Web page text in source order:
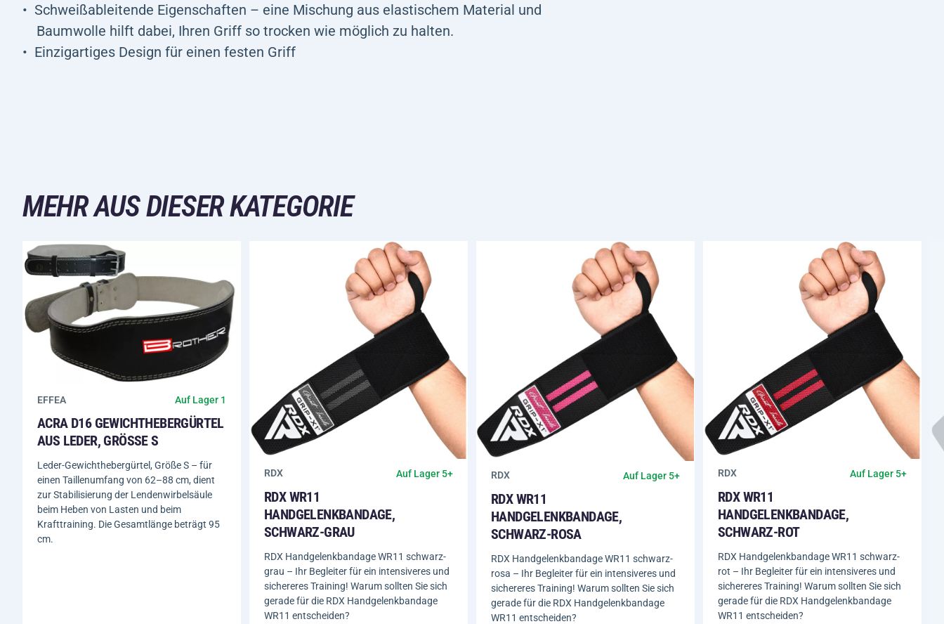
Schweißableitende Eigenschaften – eine Mischung aus elastischem Material und
Baumwolle hilft dabei, Ihren Griff so trocken wie möglich zu halten.
Einzigartiges Design für einen festen Griff
MEHR AUS DIESER KATEGORIE
EFFEA Auf Lager 1
ACRA D16 GEWICHTHEBERGÜRTEL
AUS LEDER, GRÖSSE S
Leder-Gewichthebergürtel, Größe S – für
einen Taillenumfang von 62–88 cm, dient
zur Stabilisierung der Lendenwirbelsäule
beim Heben von Lasten und beim
Krafttraining. Die Gesamtlänge beträgt 95
cm.
RDX Auf Lager 5+
RDX WR11
HANDGELENKBANDAGE,
SCHWARZ-GRAU
RDX Handgelenkbandage WR11 schwarz-
grau – Ihr Begleiter für ein intensiveres und
sichereres Training! Warum sollten Sie sich
gerade für die RDX Handgelenkbandage
WR11 entscheiden?
RDX Auf Lager 5+
RDX WR11
HANDGELENKBANDAGE,
SCHWARZ-ROSA
RDX Handgelenkbandage WR11 schwarz-
rosa – Ihr Begleiter für ein intensiveres und
sichereres Training! Warum sollten Sie sich
gerade für die RDX Handgelenkbandage
WR11 entscheiden?
RDX Auf Lager 5+
RDX WR11
HANDGELENKBANDAGE,
SCHWARZ-ROT
RDX Handgelenkbandage WR11 schwarz-
rot – Ihr Begleiter für ein intensiveres und
sichereres Training! Warum sollten Sie sich
gerade für die RDX Handgelenkbandage
WR11 entscheiden?